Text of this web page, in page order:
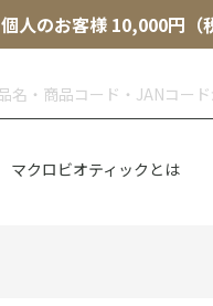
個人のお客様 10,000円（
マクロビオティックとは